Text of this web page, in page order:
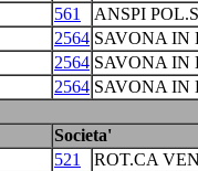
561
ANSPI
2564 SAVONA IN
2564 SAVONA IN
2564 SAVONA IN
Societa'
521
ROT.CA